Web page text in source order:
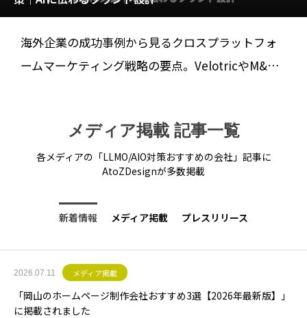
海外企業の成功事例から見るクロスプラットフォ
ームマーケティング戦略の要点。VelotricやM&M’s
メディア掲載 記事一覧
各メディアの「LLMO/AIO対策おすすめの会社」記事に
AtoZDesignが多数掲載
新着情報 メディア掲載 プレスリリース
2026.07.11 メディア掲載
「岡山のホームページ制作会社おすすめ3選【2026年最新版】」
に掲載されました